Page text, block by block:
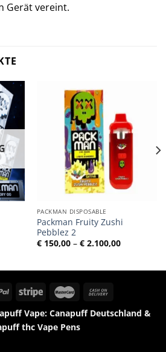
Gerät vereint.
PACKMAN DISPOSABLE
Packman Fruity Zushi
Pebblez 2
€150,00 – €2.100,00
€ 150,00
Vape: Canapuff Deutschland &
thc Vape Pens